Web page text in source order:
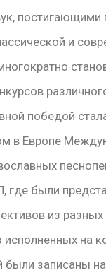
постигающими
и
победой
в Европе
где были
из разных
на
были записаны